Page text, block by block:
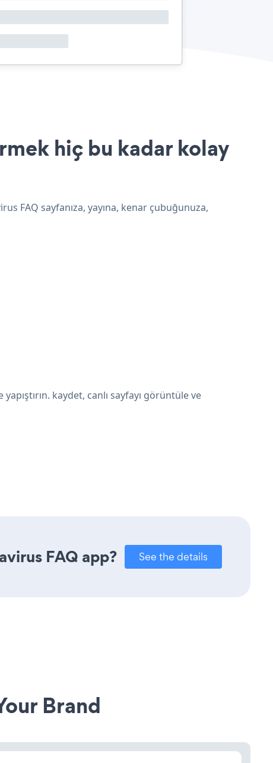
hiç bu kadar kolay
FAQ sayfanıza, yayına, kenar çubuğunuza,
kaydet, canlı sayfayı görüntüle ve
FAQ app? See the details
Brand